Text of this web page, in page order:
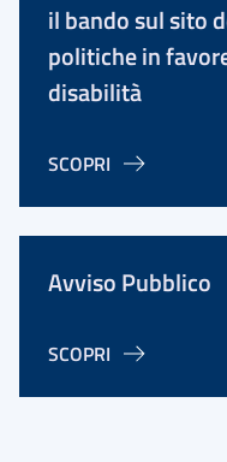
il bando sul sito
politiche in
disabilità
SCOPRI
Avviso Pubblico
SCOPRI